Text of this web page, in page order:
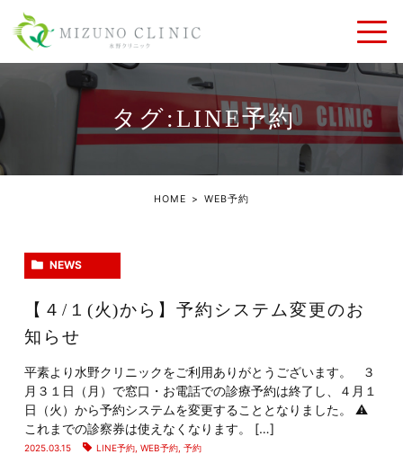
タグ:LINE予約
HOME WEB予約
NEWS
【４/１(火)から】予約システム変更のお
知らせ
平素より水野クリニックをご利用ありがとうございます。 ３
月３１日（月）で窓口・お電話での診療予約は終了し、４月１
日（火）から予約システムを変更することとなりました。 ⚠️
これまでの診察券は使えなくなります。 […]
2025.03.15 LINE予約, WEB予約, 予約